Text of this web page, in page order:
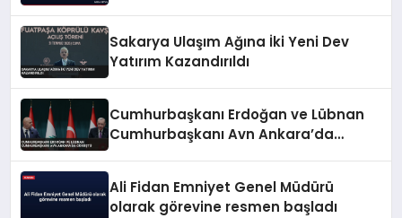
Sakarya Ulaşım Ağına İki Yeni Dev
Yatırım Kazandırıldı
Cumhurbaşkanı Erdoğan ve Lübnan
Cumhurbaşkanı Avn Ankara’da
Ali Fidan Emniyet Genel Müdürü
olarak görevine resmen başladı